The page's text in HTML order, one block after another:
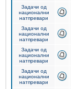
Задачи од
национални
натпревари
Задачи од
национални
натпревари
Задачи од
национални
натпревари
Задачи од
национални
натпревари